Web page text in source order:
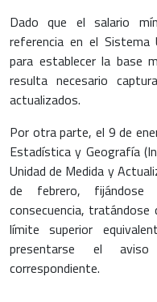
Dado que el salario
referencia en el Sistema
para establecer la base
resulta necesario
actualizados.
Por otra parte, el 9 de
Estadística y Geografía
Unidad de Medida y
de febrero,
consecuencia, tratándose
límite superior
presentarse el
correspondiente.